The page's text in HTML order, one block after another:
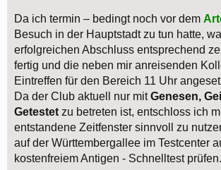
Da ich termin – bedingt noch vor dem
Besuch in der Hauptstadt zu tun hatte,
erfolgreichen Abschluss entsprechend
fertig und die neben mir anreisenden
Eintreffen für den Bereich 11 Uhr
Da der Club aktuell nur mitGenesen,
Getestet zu betreten ist, entschloss ich
entstandene Zeitfenster sinnvoll zu
auf der Württembergallee im Testcenter
kostenfreiem Antigen - Schnelltest prüfen.